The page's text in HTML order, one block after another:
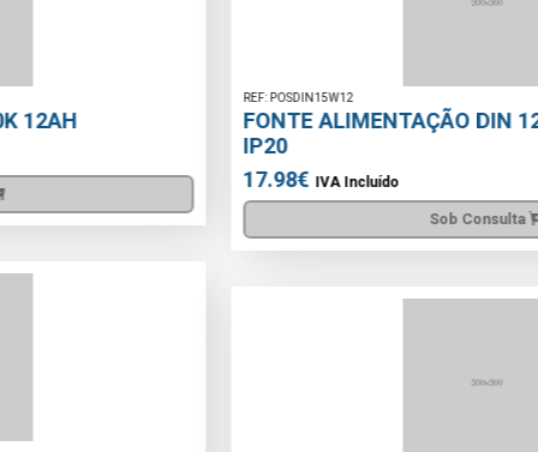
FONTE ALIMENTAÇÃO DIN 12V DC 1.25A 15W
17.98€IVA Incluído